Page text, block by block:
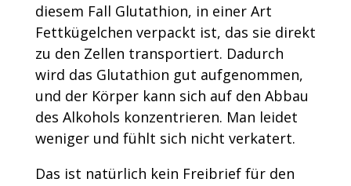
diesem Fall Glutathion, in einer Art
Fettkügelchen verpackt ist, das sie direkt
zu den Zellen transportiert. Dadurch
wird das Glutathion gut aufgenommen,
und der Körper kann sich auf den Abbau
des Alkohols konzentrieren. Man leidet
weniger und fühlt sich nicht verkatert.
Das ist natürlich kein Freibrief für den